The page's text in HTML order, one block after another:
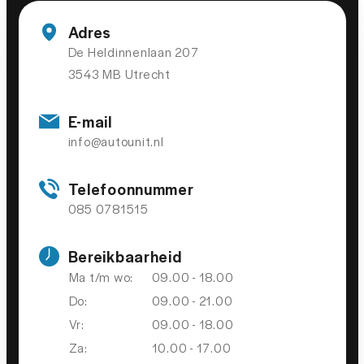
Stuurbekrachtiging snelheidsafhankelijk
Stuur verstelbaar
Velours bekleding
Voorstoelen verwarmd
Zonnescherm
VEILIGHEID
Adres
De Heldinnenlaan 207
3543 MB Utrecht
E-mail
info@autounit.nl
Telefoonnummer
085 0781515
Bereikbaarheid
Ma t/m wo:
09.00 - 18.00
Do:
09.00 - 21.00
Vr:
09.00 - 18.00
Za:
10.00 - 17.00